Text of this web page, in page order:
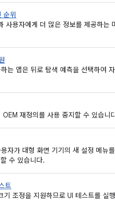
순위
용자에게 더 많은 정보를 제공하는
는 앱은 뒤로 탐색 예측을 선택하여
재정의를 사용 중지할 수 있습니
자가 대형 화면 기기의 새 설정 메뉴
수 있습니다.
트
조정을 지원하므로 UI 테스트를 실